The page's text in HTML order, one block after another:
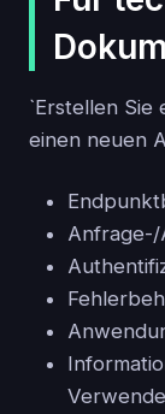
`Erstellen Sie
einen neuen